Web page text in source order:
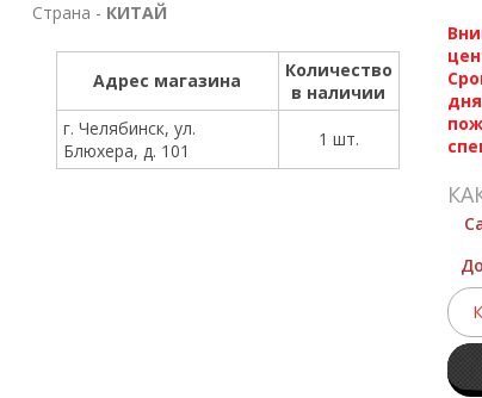
Страна - КИТАЙ
Адрес магазина
Количество
в наличии
г. Челябинск, ул.
Блюхера, д. 101
1 шт.